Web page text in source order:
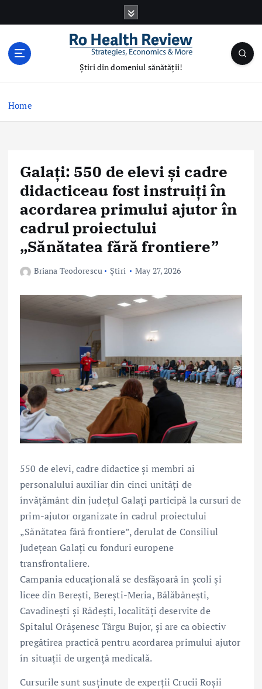
Știri din domeniul sănătății!
Home
Galați: 550 de elevi și cadre
didacticeau fost instruiți în
acordarea primului ajutor în
cadrul proiectului
„Sănătatea fără frontiere”
Briana Teodorescu Știri May 27, 2026
550 de elevi, cadre didactice și membri ai
personalului auxiliar din cinci unități de
învățământ din județul Galați participă la cursuri de
prim-ajutor organizate în cadrul proiectului
„Sănătatea fără frontiere”, derulat de Consiliul
Județean Galați cu fonduri europene
transfrontaliere.
Campania educațională se desfășoară în școli și
licee din Berești, Berești-Meria, Bălăbănești,
Cavadinești și Rădești, localități deservite de
Spitalul Orășenesc Târgu Bujor, și are ca obiectiv
pregătirea practică pentru acordarea primului ajutor
în situații de urgență medicală.
Cursurile sunt susținute de experții Crucii Roșii